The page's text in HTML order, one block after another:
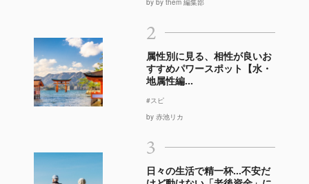
2
属性別に見る、相性が良いお
すすめパワースポット【水・
地属性編...
#スピ
by 赤池リカ
3
日々の生活で精一杯…不安だ